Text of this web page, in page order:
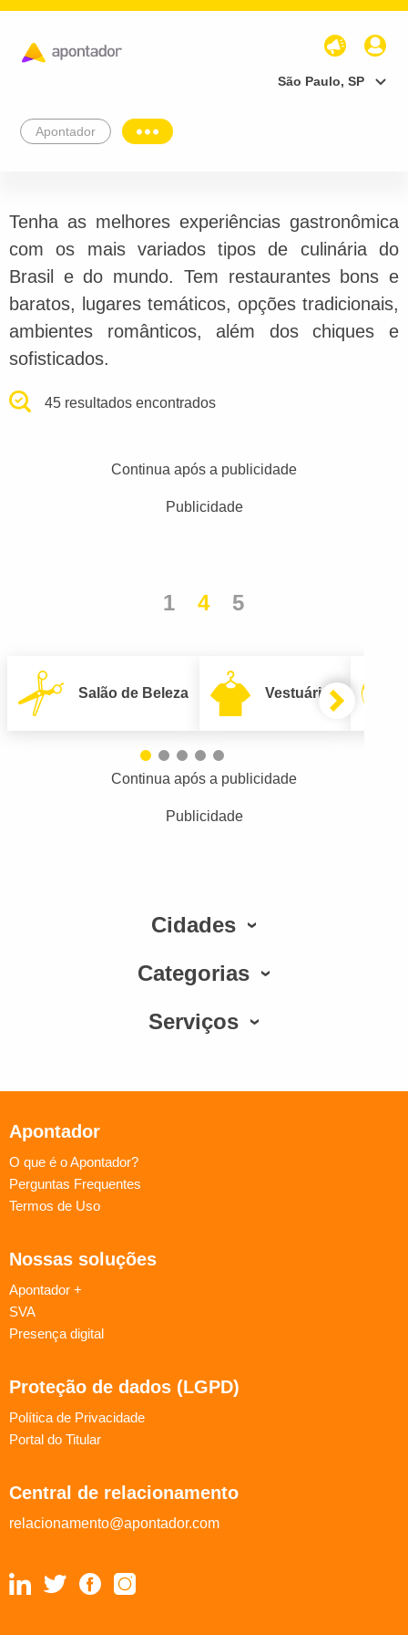
São Paulo, SP
Apontador
Tenha as melhores experiências gastronômica
com os mais variados tipos de culinária do
Brasil e do mundo. Tem restaurantes bons e
baratos, lugares temáticos, opções tradicionais,
ambientes românticos, além dos chiques e
sofisticados.
45 resultados encontrados
Continua após a publicidade
Publicidade
1 4 5
Salão de Beleza Vestuário
Continua após a publicidade
Publicidade
Cidades
Categorias
Serviços
Apontador
O que é o Apontador?
Perguntas Frequentes
Termos de Uso
Nossas soluções
Apontador +
SVA
Presença digital
Proteção de dados (LGPD)
Política de Privacidade
Portal do Titular
Central de relacionamento
relacionamento@apontador.com